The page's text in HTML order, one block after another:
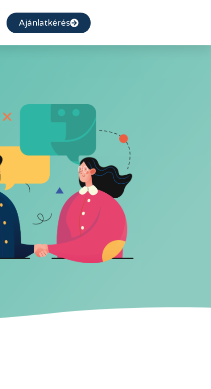
Ajánlatkérés